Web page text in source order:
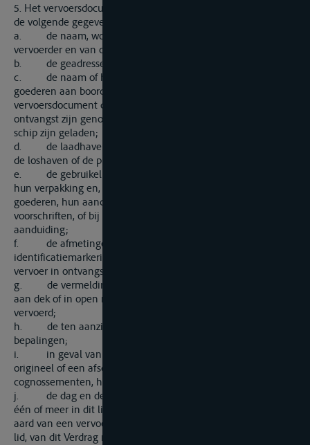
5. Het vervoersdocument bevat behalve de aanduiding ervan,
de volgende gegevens:
a. de naam, woonplaats, zetel of verblijfplaats van de
vervoerder en van de afzender;
b. de geadresseerde van de goederen;
c. de naam of het nummer van het schip, indien de
goederen aan boord zijn genomen, of de vermelding in het
vervoersdocument dat de goederen door de vervoerder in
ontvangst zijn genomen, maar nog niet aan boord van het
schip zijn geladen;
d. de laadhaven of de plaats van inontvangstneming en
de loshaven of de plaats van aflevering;
e. de gebruikelijke aanduiding van het soort goederen en
hun verpakking en, voor gevaarlijke of milieuschadelijke
goederen, hun aanduiding overeenkomstig de geldende
voorschriften, of bij gebreke hiervan, hun algemene
aanduiding;
f. de afmetingen, het aantal of het gewicht alsmede de
identificatiemarkeringen van de aan boord genomen of ten
vervoer in ontvangst genomen goederen;
g. de vermelding, in voorkomend geval, dat de goederen
aan dek of in open ruimen kunnen of moeten worden
vervoerd;
h. de ten aanzien van de vracht overeengekomen
bepalingen;
i. in geval van vrachtbrieven, de aanduiding dat het een
origineel of een afschrift betreft; in geval van
cognossementen, het aantal originele exemplaren;
j. de dag en de plaats van uitgifte. Het ontbreken van
één of meer in dit lid genoemde gegevens tast de juridische
aard van een vervoersdocument in de zin van artikel 1, zesde
lid, van dit Verdrag niet aan.